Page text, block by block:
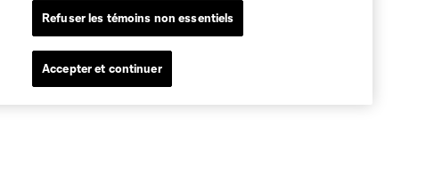
Refuser les témoins non essentiels
Accepter et continuer